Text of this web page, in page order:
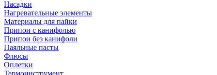
Насадки
Нагревательные элементы
Материалы для пайки
Припои с канифолью
Припои без канифоли
Паяльные пасты
Флюсы
Оплетки
Термоинструмент